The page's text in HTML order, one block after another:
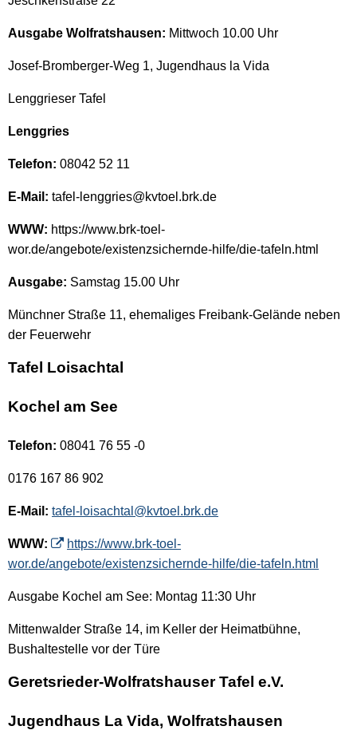
Ausgabe Wolfratshausen: Mittwoch 10.00 Uhr
Josef-Bromberger-Weg 1, Jugendhaus la Vida
Lenggrieser Tafel
Lenggries
Telefon: 08042 52 11
E-Mail: tafel-lenggries@kvtoel.brk.de
WWW: https://www.brk-toel-
wor.de/angebote/existenzsichernde-hilfe/die-tafeln.html
Ausgabe: Samstag 15.00 Uhr
Münchner Straße 11, ehemaliges Freibank-Gelände neben
der Feuerwehr
Tafel Loisachtal
Kochel am See
Telefon: 08041 76 55 -0
0176 167 86 902
E-Mail: tafel-loisachtal@kvtoel.brk.de
WWW:
https://www.brk-toel-
wor.de/angebote/existenzsichernde-hilfe/die-tafeln.html
Ausgabe Kochel am See: Montag 11:30 Uhr
Mittenwalder Straße 14, im Keller der Heimatbühne,
Bushaltestelle vor der Türe
Geretsrieder-Wolfratshauser Tafel e.V.
Jugendhaus La Vida, Wolfratshausen